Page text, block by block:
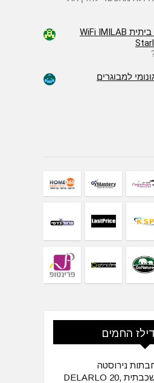
מצלמת אבטחה ביתית WiFi IMILAB
למבוגרים
החמים
נירוסטה
תלת-שכבתית DELARLO 20,